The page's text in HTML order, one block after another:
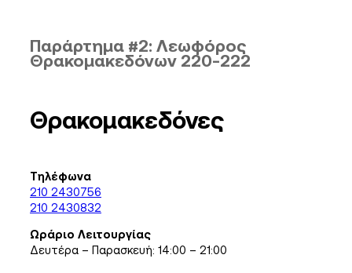
Παράρτημα #2: Λεωφόρος
Θρακομακεδόνων 220-222
Θρακομακεδόνες
Τηλέφωνα
210 2430756
210 2430832
Ωράριο Λειτουργίας
Δευτέρα – Παρασκευή: 14:00 – 21:00